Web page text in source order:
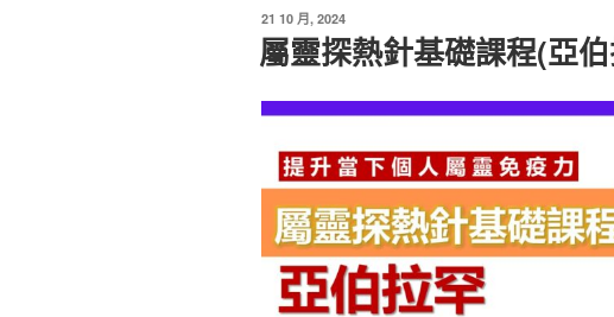
發
佈
於
21 10 月, 2024
屬靈探熱針基礎課程(亞